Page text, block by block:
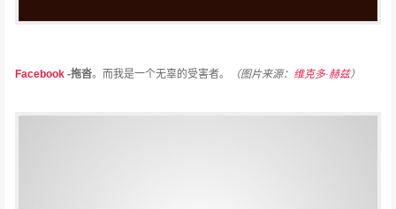
Facebook -拖沓。 而我是一个无辜的受害者。 （图片来源：维克多·赫兹）